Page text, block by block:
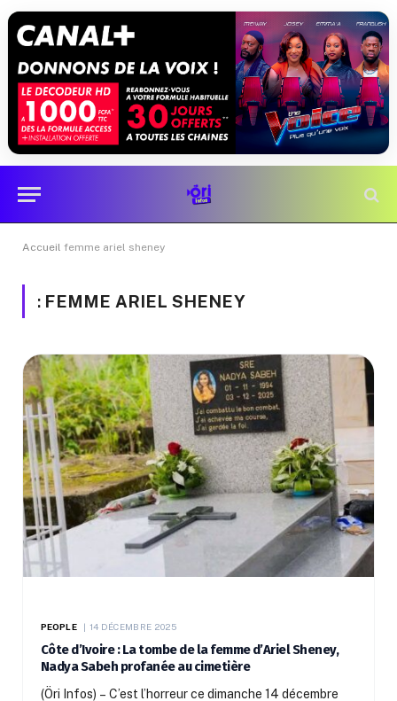
Accueil femme ariel sheney
: FEMME ARIEL SHENEY
PEOPLE 14 DÉCEMBRE 2025
Côte d’Ivoire : La tombe de la femme d’Ariel Sheney,
Nadya Sabeh profanée au cimetière
(Öri Infos) – C’est l’horreur ce dimanche 14 décembre